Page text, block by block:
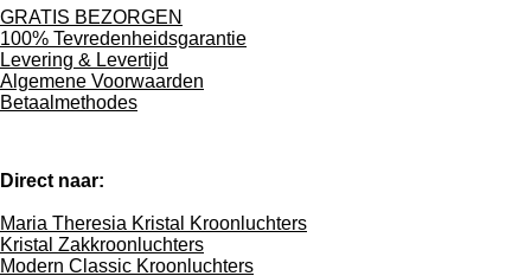
GRATIS BEZORGEN
100% Tevredenheidsgarantie
Levering & Levertijd
Algemene Voorwaarden
Betaalmethodes
Direct naar:
Maria Theresia Kristal Kroonluchters
Kristal Zakkroonluchters
Modern Classic Kroonluchters